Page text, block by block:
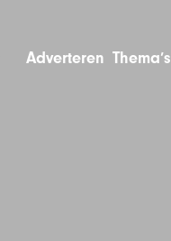
Adverteren Thema’s